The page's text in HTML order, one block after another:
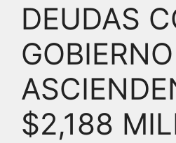
DEUDAS
GOBIERNO
$2,188